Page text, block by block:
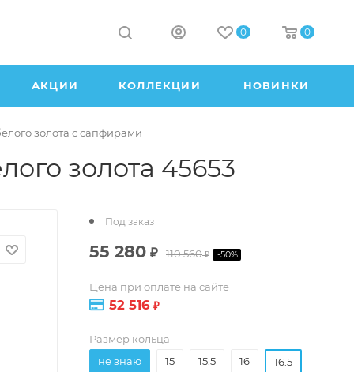
0 0
АКЦИИ КОЛЛЕКЦИИ НОВИНКИ
золота с сапфирами
золота 45653
Под заказ
55 280 ₽ 110 560₽ -50%
Цена при оплате на сайте
52 516 ₽
Размер кольца
не знаю
15 15.5 16 16.5